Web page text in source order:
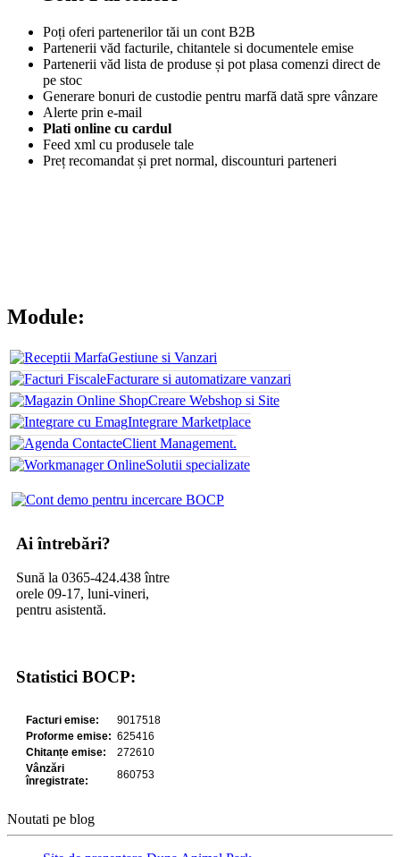
Poți oferi partenerilor tăi un cont B2B
Partenerii văd facturile, chitantele si documentele emise
Partenerii văd lista de produse și pot plasa comenzi direct de
pe stoc
Generare bonuri de custodie pentru marfă dată spre vânzare
Alerte prin e-mail
Plati online cu cardul
Feed xml cu produsele tale
Preț recomandat și pret normal, discounturi parteneri
Module:
Gestiune si Vanzari
Facturare si automatizare vanzari
Creare Webshop si Site
Integrare Marketplace
Client Management.
Solutii specializate
Ai întrebări?
Sună la 0365-424.438 între
orele 09-17, luni-vineri,
pentru asistentă.
Statistici BOCP:
Noutati pe blog